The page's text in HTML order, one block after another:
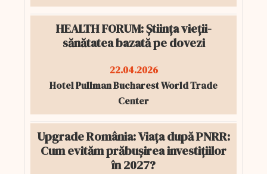
HEALTH FORUM: Știința vieții-
sănătatea bazată pe dovezi
22.04.2026
Hotel Pullman Bucharest World Trade
Center
Upgrade România: Viața după PNRR:
Cum evităm prăbușirea investițiilor
în 2027?